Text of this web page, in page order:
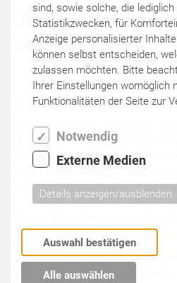
„Particle Animals“
Jenoptik AG-Tangente
EINLADUNG
im Mai präsentiert der Berliner
Teile seiner Animationsreihe
Fassade des Ernst-Abbe-
Format fort – ganz nach dem
Lichtstadt Jena. Die seit letztem
digitale Kunstformen im
Wir freuen uns, wenn wir Sie zur
digitalen Ausstellung am
sind, sowie solche, die
Statistikzwecken, für
Anzeige personalisierter
können selbst entscheiden,
zulassen möchten. Bitte
Ihrer Einstellungen womöglich
Funktionalitäten der Seite zur
Notwendig
Externe Medien
Details anzeigen/ausblenden
Auswahl bestätigen
Alle auswählen